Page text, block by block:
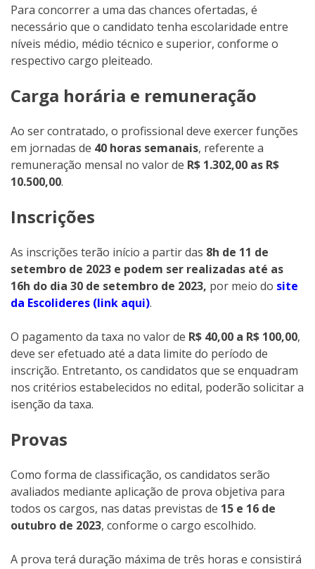
Para concorrer a uma das chances ofertadas, é
necessário que o candidato tenha escolaridade entre
níveis médio, médio técnico e superior, conforme o
respectivo cargo pleiteado.
Carga horária e remuneração
Ao ser contratado, o profissional deve exercer funções
em jornadas de 40 horas semanais, referente a
remuneração mensal no valor de R$ 1.302,00 as R$
10.500,00.
Inscrições
As inscrições terão início a partir das 8h de 11 de
setembro de 2023 e podem ser realizadas até as
16h do dia 30 de setembro de 2023, por meio do site
da Escolideres (link aqui).
O pagamento da taxa no valor de R$ 40,00 a R$ 100,00,
deve ser efetuado até a data limite do período de
inscrição. Entretanto, os candidatos que se enquadram
nos critérios estabelecidos no edital, poderão solicitar a
isenção da taxa.
Provas
Como forma de classificação, os candidatos serão
avaliados mediante aplicação de prova objetiva para
todos os cargos, nas datas previstas de 15 e 16 de
outubro de 2023, conforme o cargo escolhido.
A prova terá duração máxima de três horas e consistirá